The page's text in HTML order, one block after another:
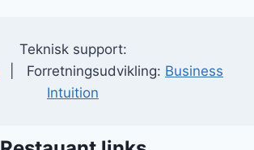
Teknisk support:
| Forretningsudvikling: Business
Intuition